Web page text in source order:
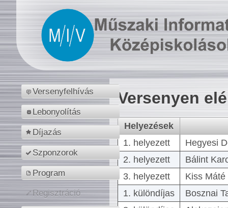
Versenyfelhívás
Lebonyolítás
Díjazás
Szponzorok
Program
Regisztráció
Versenyen
Helyezések
1. helyezett
Hegyesi
2. helyezett
Bálint
3. helyezett
Kiss
1. különdíjas
Bosznai